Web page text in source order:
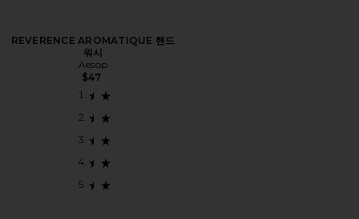
REVERENCE AROMATIQUE 핸드
워시
Aesop
$47